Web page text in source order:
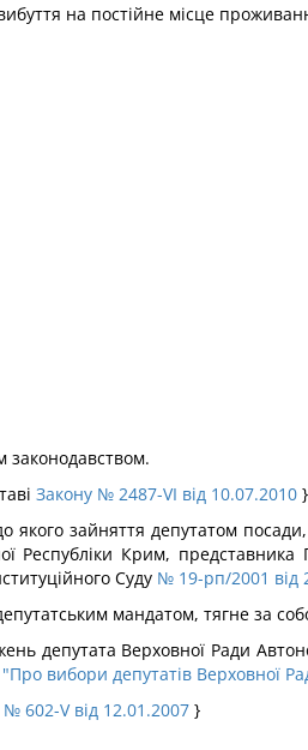
на постійне місце
Закону № 2487-VI від 10.07.2010 }
якого зайняття депутатом
Республіки Крим,
Суду № 19-рп/2001 від
мандатом, тягне за
депутата Верховної Ради
вибори депутатів Верховної
602-V від 12.01.2007 }